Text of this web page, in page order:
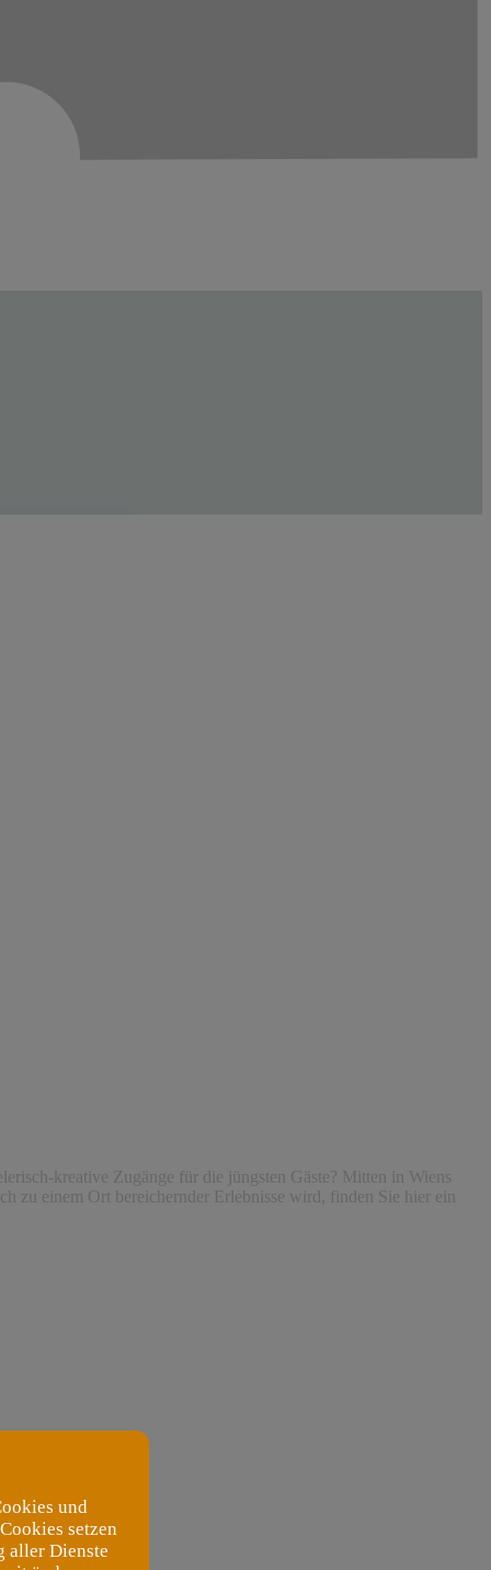
kreative Zugänge für die jüngsten Gäste? Mitten in Wiens
zu einem Ort bereichernder Erlebnisse wird, finden Sie hier ein
und
setzen
aller Dienste